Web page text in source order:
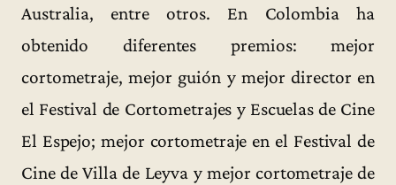
Australia, entre otros. En Colombia ha
obtenido diferentes premios: mejor
cortometraje, mejor guión y mejor director en
el Festival de Cortometrajes y Escuelas de Cine
El Espejo; mejor cortometraje en el Festival de
Cine de Villa de Leyva y mejor cortometraje de